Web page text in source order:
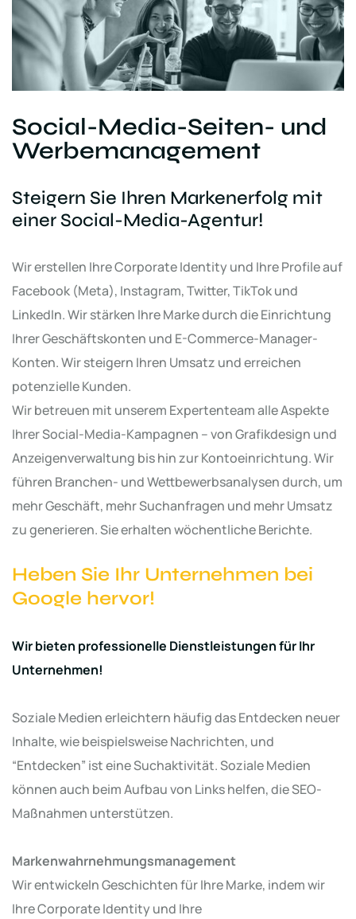
Social-Media-Seiten- und
Werbemanagement
Steigern Sie Ihren Markenerfolg mit
einer Social-Media-Agentur!
Wir erstellen Ihre Corporate Identity und Ihre Profile auf
Facebook (Meta), Instagram, Twitter, TikTok und
LinkedIn. Wir stärken Ihre Marke durch die Einrichtung
Ihrer Geschäftskonten und E-Commerce-Manager-
Konten. Wir steigern Ihren Umsatz und erreichen
potenzielle Kunden.
Wir betreuen mit unserem Expertenteam alle Aspekte
Ihrer Social-Media-Kampagnen – von Grafikdesign und
Anzeigenverwaltung bis hin zur Kontoeinrichtung. Wir
führen Branchen- und Wettbewerbsanalysen durch, um
mehr Geschäft, mehr Suchanfragen und mehr Umsatz
zu generieren. Sie erhalten wöchentliche Berichte.
Heben Sie Ihr Unternehmen bei
Google hervor!
Wir bieten professionelle Dienstleistungen für Ihr
Unternehmen!
Soziale Medien erleichtern häufig das Entdecken neuer
Inhalte, wie beispielsweise Nachrichten, und
“Entdecken” ist eine Suchaktivität. Soziale Medien
können auch beim Aufbau von Links helfen, die SEO-
Maßnahmen unterstützen.
Markenwahrnehmungsmanagement
Wir entwickeln Geschichten für Ihre Marke, indem wir
Ihre Corporate Identity und Ihre